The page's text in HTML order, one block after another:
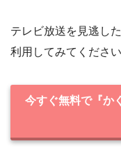
テレビ放送を見逃した
利用してみてくださ
今すぐ無料で『か